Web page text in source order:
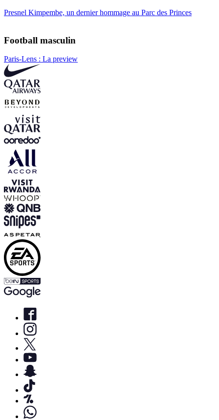
Presnel Kimpembe, un dernier hommage au Parc des Princes
Football masculin
Paris-Lens : La preview